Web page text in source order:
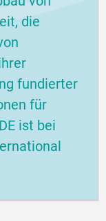
die
fundierter
für
ist bei